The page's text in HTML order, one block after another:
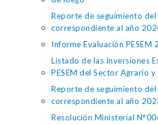
Reporte de seguimiento
correspondiente al año
Informe Evaluación PESEM
Listado de las Inversiones
PESEM del Sector Agrario
Reporte de seguimiento del
correspondiente al año
Resolución Ministerial